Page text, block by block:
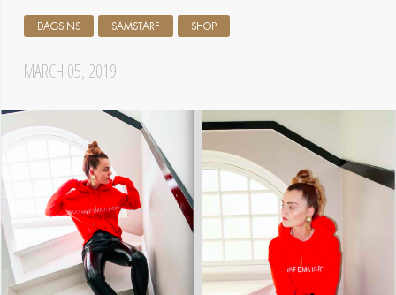
MARCH 05, 2019
DAGSINS SAMSTARF SHOP